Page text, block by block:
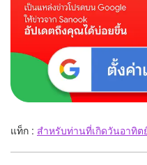
แท็ก : สำหรับท่านที่เกิดวันอาทิต